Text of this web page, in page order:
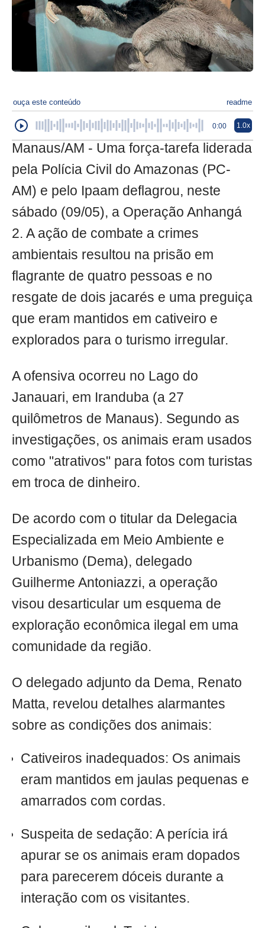
ouça este conteúdo readme
0:00 1.0x
Manaus/AM - Uma força-tarefa liderada
pela Polícia Civil do Amazonas (PC-
AM) e pelo Ipaam deflagrou, neste
sábado (09/05), a Operação Anhangá
2. A ação de combate a crimes
ambientais resultou na prisão em
flagrante de quatro pessoas e no
resgate de dois jacarés e uma preguiça
que eram mantidos em cativeiro e
explorados para o turismo irregular.
A ofensiva ocorreu no Lago do
Janauari, em Iranduba (a 27
quilômetros de Manaus). Segundo as
investigações, os animais eram usados
como "atrativos" para fotos com turistas
em troca de dinheiro.
De acordo com o titular da Delegacia
Especializada em Meio Ambiente e
Urbanismo (Dema), delegado
Guilherme Antoniazzi, a operação
visou desarticular um esquema de
exploração econômica ilegal em uma
comunidade da região.
O delegado adjunto da Dema, Renato
Matta, revelou detalhes alarmantes
sobre as condições dos animais:
Cativeiros inadequados: Os animais
eram mantidos em jaulas pequenas e
amarrados com cordas.
Suspeita de sedação: A perícia irá
apurar se os animais eram dopados
para parecerem dóceis durante a
interação com os visitantes.